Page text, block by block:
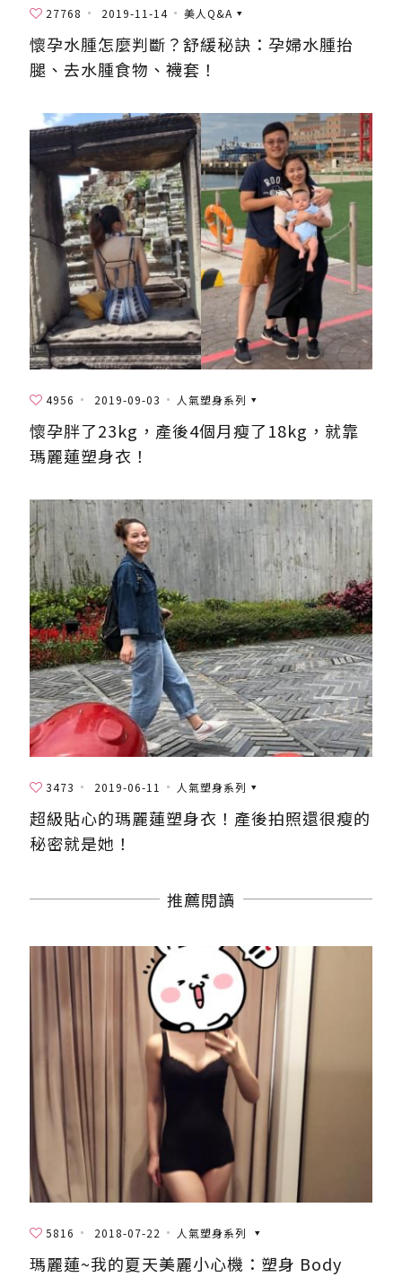
27768 2019-11-14 美人Q&A
懷孕水腫怎麼判斷？舒緩秘訣：孕婦水腫抬
腿、去水腫食物、襪套！
4956 2019-09-03 人氣塑身系列
懷孕胖了23kg，產後4個月瘦了18kg，就靠
瑪麗蓮塑身衣！
3473 2019-06-11 人氣塑身系列
超級貼心的瑪麗蓮塑身衣！產後拍照還很瘦的
秘密就是她！
推薦閱讀
5816 2018-07-22 人氣塑身系列
瑪麗蓮~我的夏天美麗小心機：塑身 Body